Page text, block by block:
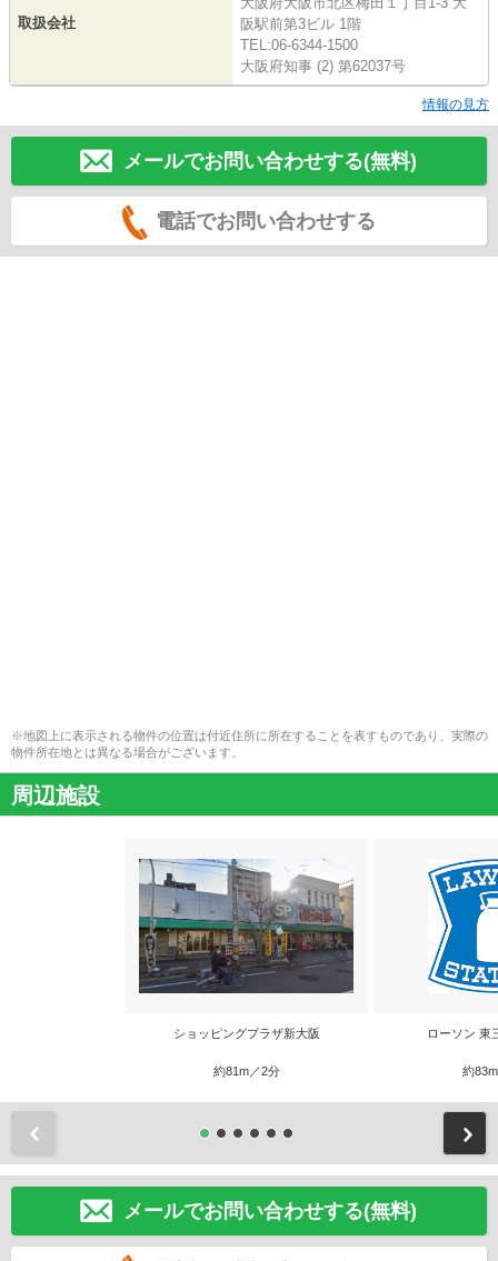
取扱会社
阪駅前第3ビル 1階
TEL:06-6344-1500
大阪府知事 (2) 第62037号
情報の見方
メールでお問い合わせする(無料)
電話でお問い合わせする
※地図上に表示される物件の位置は付近住所に所在することを表すものであり、実際の
物件所在地とは異なる場合がございます。
周辺施設
ショッピングプラザ新大阪
約81m／2分
ローソン 東
約
メールでお問い合わせする(無料)